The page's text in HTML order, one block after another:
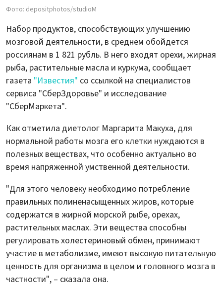
Фото: depositphotos/studioM
Набор продуктов, способствующих улучшению
мозговой деятельности, в среднем обойдется
россиянам в 1 821 рубль. В него входят орехи, жирная
рыба, растительные масла и куркума, сообщает
газета "Известия" со ссылкой на специалистов
сервиса "СберЗдоровье" и исследование
"СберМаркета".
Как отметила диетолог Маргарита Макуха, для
нормальной работы мозга его клетки нуждаются в
полезных веществах, что особенно актуально во
время напряженной умственной деятельности.
"Для этого человеку необходимо потребление
правильных полиненасыщенных жиров, которые
содержатся в жирной морской рыбе, орехах,
растительных маслах. Эти вещества способны
регулировать холестериновый обмен, принимают
участие в метаболизме, имеют высокую питательную
ценность для организма в целом и головного мозга в
частности", – сказала она.